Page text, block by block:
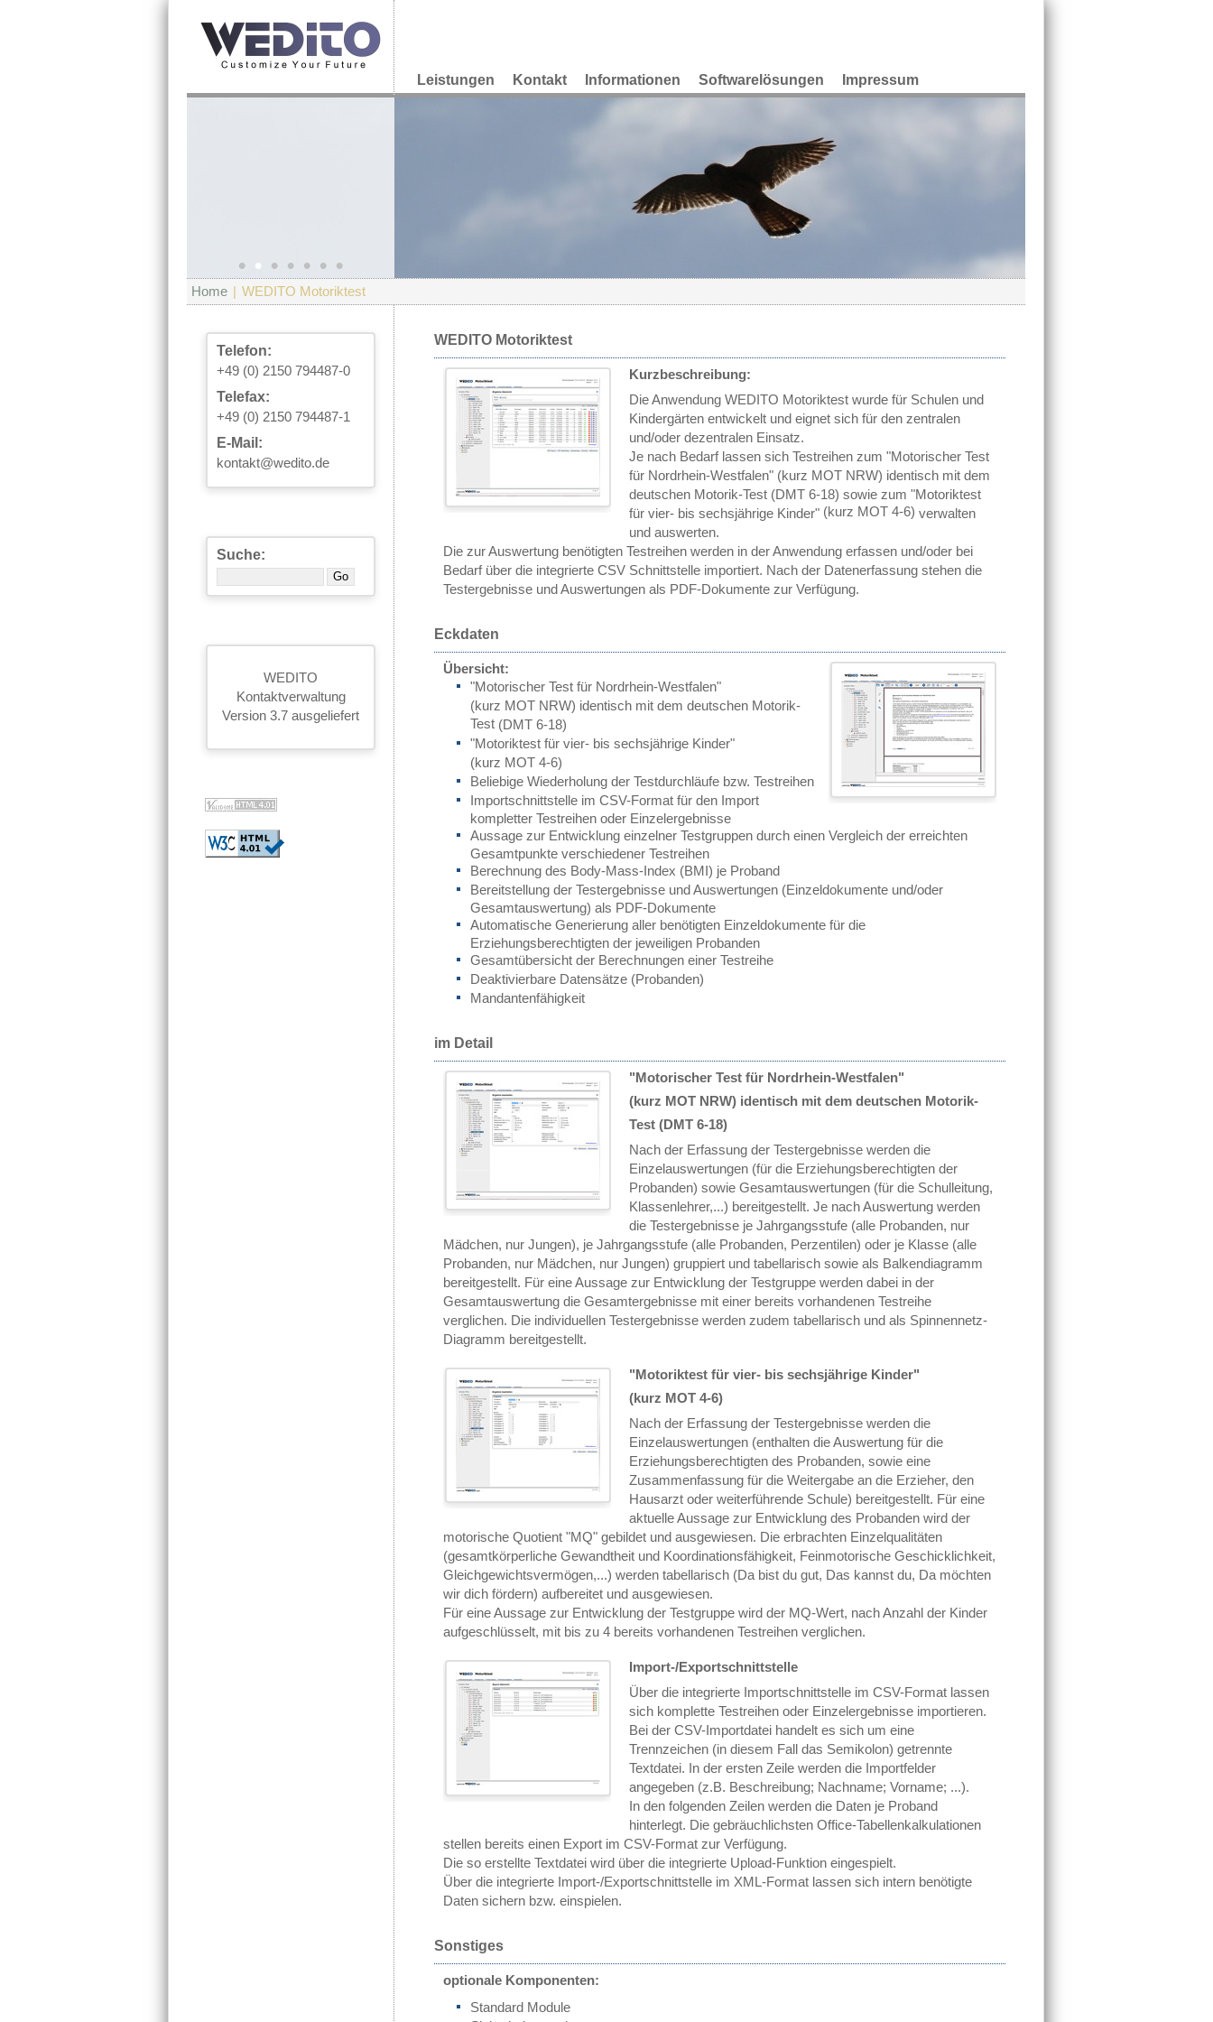
Leistungen Kontakt Informationen Softwarelösungen Impressum
• • • • • • •
Home WEDITO Motoriktest
Telefon:
+49 (0) 2150 794487-0
Telefax:
+49 (0) 2150 794487-1
E-Mail:
kontakt@wedito.de
Suche:
WEDITO
Kontaktverwaltung
Version 3.7 ausgeliefert
WEDITO Motoriktest
Kurzbeschreibung:
Die Anwendung WEDITO Motoriktest wurde für Schulen und
Kindergärten entwickelt und eignet sich für den zentralen
und/oder dezentralen Einsatz.
Je nach Bedarf lassen sich Testreihen zum "Motorischer Test
für Nordrhein-Westfalen" (kurz MOT NRW) identisch mit dem
deutschen Motorik-Test (DMT 6-18) sowie zum "Motoriktest
für vier- bis sechsjährige Kinder" (kurz MOT 4-6) verwalten
und auswerten.
Die zur Auswertung benötigten Testreihen werden in der Anwendung erfassen und/oder bei
Bedarf über die integrierte CSV Schnittstelle importiert. Nach der Datenerfassung stehen die
Testergebnisse und Auswertungen als PDF-Dokumente zur Verfügung.
Eckdaten
Übersicht:
"Motorischer Test für Nordrhein-Westfalen"
(kurz MOT NRW) identisch mit dem deutschen Motorik-
Test (DMT 6-18)
"Motoriktest für vier- bis sechsjährige Kinder"
(kurz MOT 4-6)
Beliebige Wiederholung der Testdurchläufe bzw. Testreihen
Importschnittstelle im CSV-Format für den Import
kompletter Testreihen oder Einzelergebnisse
Aussage zur Entwicklung einzelner Testgruppen durch einen Vergleich der erreichten
Gesamtpunkte verschiedener Testreihen
Berechnung des Body-Mass-Index (BMI) je Proband
Bereitstellung der Testergebnisse und Auswertungen (Einzeldokumente und/oder
Gesamtauswertung) als PDF-Dokumente
Automatische Generierung aller benötigten Einzeldokumente für die
Erziehungsberechtigten der jeweiligen Probanden
Gesamtübersicht der Berechnungen einer Testreihe
Deaktivierbare Datensätze (Probanden)
Mandantenfähigkeit
im Detail
"Motorischer Test für Nordrhein-Westfalen"
(kurz MOT NRW) identisch mit dem deutschen Motorik-
Test (DMT 6-18)
Nach der Erfassung der Testergebnisse werden die
Einzelauswertungen (für die Erziehungsberechtigten der
Probanden) sowie Gesamtauswertungen (für die Schulleitung,
Klassenlehrer,...) bereitgestellt. Je nach Auswertung werden
die Testergebnisse je Jahrgangsstufe (alle Probanden, nur
Mädchen, nur Jungen), je Jahrgangsstufe (alle Probanden, Perzentilen) oder je Klasse (alle
Probanden, nur Mädchen, nur Jungen) gruppiert und tabellarisch sowie als Balkendiagramm
bereitgestellt. Für eine Aussage zur Entwicklung der Testgruppe werden dabei in der
Gesamtauswertung die Gesamtergebnisse mit einer bereits vorhandenen Testreihe
verglichen. Die individuellen Testergebnisse werden zudem tabellarisch und als Spinnennetz-
Diagramm bereitgestellt.
"Motoriktest für vier- bis sechsjährige Kinder"
(kurz MOT 4-6)
Nach der Erfassung der Testergebnisse werden die
Einzelauswertungen (enthalten die Auswertung für die
Erziehungsberechtigten des Probanden, sowie eine
Zusammenfassung für die Weitergabe an die Erzieher, den
Hausarzt oder weiterführende Schule) bereitgestellt. Für eine
aktuelle Aussage zur Entwicklung des Probanden wird der
motorische Quotient "MQ" gebildet und ausgewiesen. Die erbrachten Einzelqualitäten
(gesamtkörperliche Gewandtheit und Koordinationsfähigkeit, Feinmotorische Geschicklichkeit,
Gleichgewichtsvermögen,...) werden tabellarisch (Da bist du gut, Das kannst du, Da möchten
wir dich fördern) aufbereitet und ausgewiesen.
Für eine Aussage zur Entwicklung der Testgruppe wird der MQ-Wert, nach Anzahl der Kinder
aufgeschlüsselt, mit bis zu 4 bereits vorhandenen Testreihen verglichen.
Import-/Exportschnittstelle
Über die integrierte Importschnittstelle im CSV-Format lassen
sich komplette Testreihen oder Einzelergebnisse importieren.
Bei der CSV-Importdatei handelt es sich um eine
Trennzeichen (in diesem Fall das Semikolon) getrennte
Textdatei. In der ersten Zeile werden die Importfelder
angegeben (z.B. Beschreibung; Nachname; Vorname; ...).
In den folgenden Zeilen werden die Daten je Proband
hinterlegt. Die gebräuchlichsten Office-Tabellenkalkulationen
stellen bereits einen Export im CSV-Format zur Verfügung.
Die so erstellte Textdatei wird über die integrierte Upload-Funktion eingespielt.
Über die integrierte Import-/Exportschnittstelle im XML-Format lassen sich intern benötigte
Daten sichern bzw. einspielen.
Sonstiges
optionale Komponenten:
Standard Module